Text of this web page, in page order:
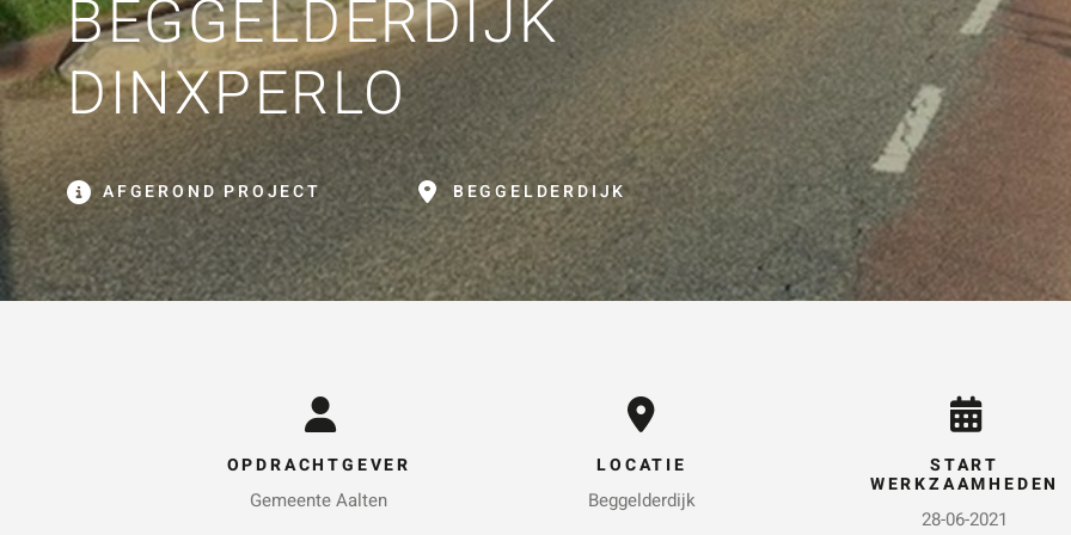
Vraag of opmerking
Wat is 5 + 5?
BEGGELDERDIJK
DINXPERLO
AFGEROND PROJECT BEGGELDERDIJK
OPDRACHTGEVER
Gemeente Aalten
LOCATIE
Beggelderdijk
START
WERKZAAMHEDEN
28-06-2021